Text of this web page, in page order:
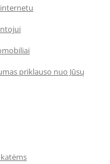
priklauso nuo Jūsų